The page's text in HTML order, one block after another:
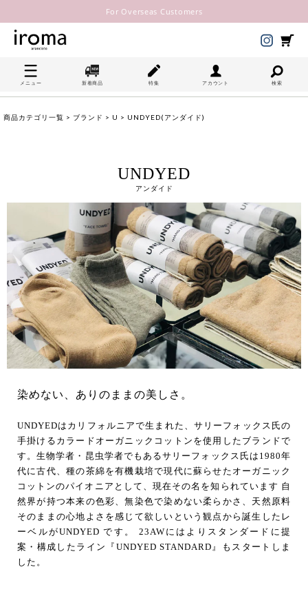
For Overseas Customers
メニュー 新着商品 特集 アカウント 検索
商品カテゴリ一覧 > ブランド > U > UNDYED(アンダイド)
UNDYED
アンダイド
染めない、ありのままの美しさ。
UNDYEDはカリフォルニアで生まれた、サリーフォックス氏の
手掛けるカラードオーガニックコットンを使用したブランドで
す。生物学者・昆虫学者でもあるサリーフォックス氏は1980年
代に古代、種の茶綿を有機栽培で現代に蘇らせたオーガニック
コットンのパイオニアとして、現在その名を知られています 自
然界が持つ本来の色彩、無染色で染めない柔らかさ、天然原料
そのままの心地よさを感じて欲しいという観点から誕生したレ
ーベルがUNDYED です。 23AWにはよりスタンダードに提
案・構成したライン『UNDYED STANDARD』もスタートしま
した。